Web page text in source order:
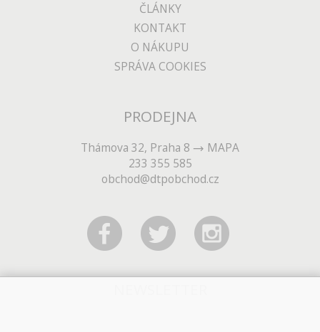
ČLÁNKY
KONTAKT
O NÁKUPU
SPRÁVA COOKIES
PRODEJNA
Thámova 32, Praha 8
MAPA
233 355 585
obchod@dtpobchod.cz